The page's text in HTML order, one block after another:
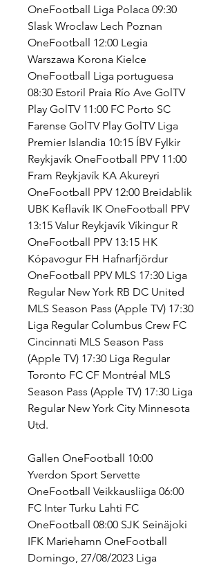
OneFootball Liga Polaca 09:30
Slask Wroclaw Lech Poznan
OneFootball 12:00 Legia
Warszawa Korona Kielce
OneFootball Liga portuguesa
08:30 Estoril Praia Río Ave GolTV
Play GolTV 11:00 FC Porto SC
Farense GolTV Play GolTV Liga
Premier Islandia 10:15 ÍBV Fylkir
Reykjavík OneFootball PPV 11:00
Fram Reykjavík KA Akureyri
OneFootball PPV 12:00 Breidablik
UBK Keflavík IK OneFootball PPV
13:15 Valur Reykjavík Víkingur R
OneFootball PPV 13:15 HK
Kópavogur FH Hafnarfjördur
OneFootball PPV MLS 17:30 Liga
Regular New York RB DC United
MLS Season Pass (Apple TV) 17:30
Liga Regular Columbus Crew FC
Cincinnati MLS Season Pass
(Apple TV) 17:30 Liga Regular
Toronto FC CF Montréal MLS
Season Pass (Apple TV) 17:30 Liga
Regular New York City Minnesota
Utd.
Gallen OneFootball 10:00
Yverdon Sport Servette
OneFootball Veikkausliiga 06:00
FC Inter Turku Lahti FC
OneFootball 08:00 SJK Seinäjoki
IFK Mariehamn OneFootball
Domingo, 27/08/2023 Liga